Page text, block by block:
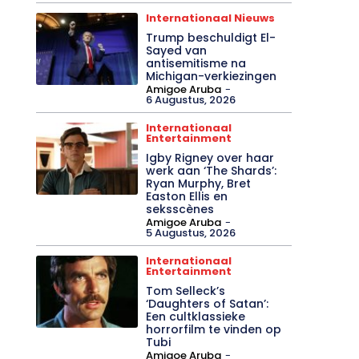
Internationaal Nieuws
Trump beschuldigt El-
Sayed van
antisemitisme na
Michigan-verkiezingen
Amigoe Aruba -
6 Augustus, 2026
Internationaal
Entertainment
Igby Rigney over haar
werk aan ‘The Shards’:
Ryan Murphy, Bret
Easton Ellis en
seksscènes
Amigoe Aruba -
5 Augustus, 2026
Internationaal
Entertainment
Tom Selleck’s
‘Daughters of Satan’:
Een cultklassieke
horrorfilm te vinden op
Tubi
Amigoe Aruba -